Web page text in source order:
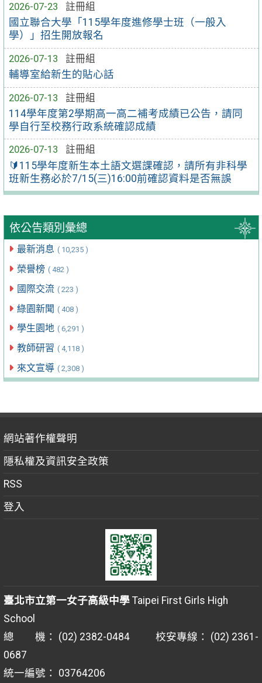
2026-07-23
註冊組
國立聯合大學「115學年度進修學士班（一般入
學）」招生開放報名
2026-07-13
註冊組
輔導室給新生的貼心話
2026-07-13
註冊組
114學年度第2學期高一高二補考成績已公告，請同
學自行至校務行政系統確認成績
2026-07-13
註冊組
🔰115學年度新生本土語文選課確認，請所有非科學
班新生務必於7/15(三)16:00前確認資料是否無誤
依公告類別彙總
最新消息 ( 10,235 )
榮譽榜 ( 482 )
國際交流 ( 223 )
綠園新聞 ( 408 )
學生園地 ( 6,291 )
教師研習 ( 4,118 )
來文宣導 ( 2,308 )
網站著作權聲明
隱私權及資訊安全政策
RSS
登入
臺北市立第一女子高級中學Taipei First Girls High
School
總 機： (02) 2382-0484 校安專線： (02) 2361-
0687
統一編號： 03764206